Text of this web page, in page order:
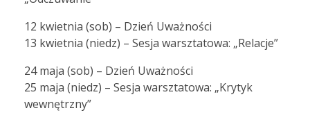
12 kwietnia (sob) – Dzień Uważności
13 kwietnia (niedz) – Sesja warsztatowa: „Relacje”
24 maja (sob) – Dzień Uważności
25 maja (niedz) – Sesja warsztatowa: „Krytyk
wewnętrzny”